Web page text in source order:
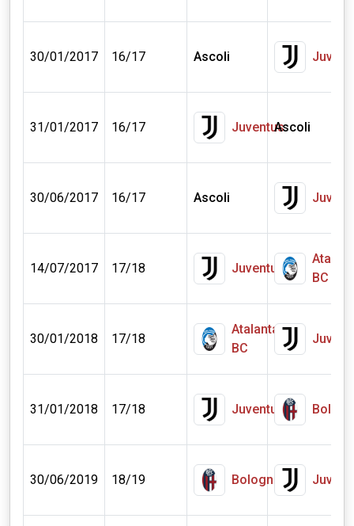
30/01/2017 16/17 Ascoli
31/01/2017 16/17 JuventusAscoli
30/06/2017 16/17 Ascoli
14/07/2017 17/18 Juventus
BC
30/01/2018 17/18
Atalanta
BC
31/01/2018 17/18 Juventus
30/06/2019 18/19 Bologna